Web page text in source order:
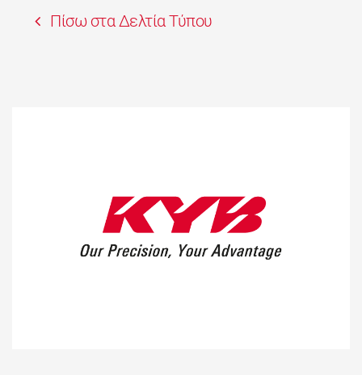
Πίσω στα Δελτία Τύπου